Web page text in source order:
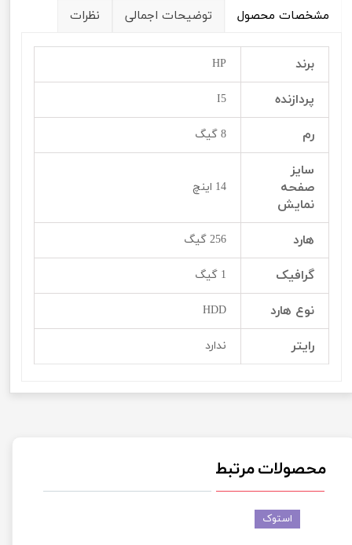
مشخصات محصول توضیحات اجمالی نظرات
برند HP
پردازنده I5
رم 8 گیگ
سایز
صفحه
نمایش
14 اینچ
هارد 256 گیگ
گرافیک 1 گیگ
نوع هارد HDD
رایتر ندارد
محصولات مرتبط
استوک